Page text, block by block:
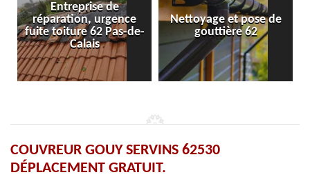
de
Pas-de-
Nettoyage et pose de
gouttière 62
Pose et
velux 62
COUVREUR GOUY SERVINS 62530
DÉPLACEMENT GRATUIT.